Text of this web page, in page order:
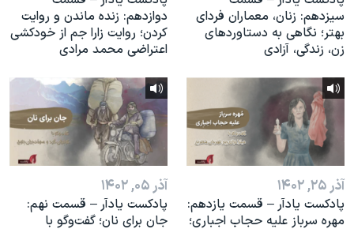
سیزدهم: زنان، معماران فردای
بهتر؛ نگاهی به دستاوردهای
زن، زندگی، آزادی
دوازدهم: زنده ماندن و روایت
کردن؛ روایت زارا جم از خودکشی
اعتراضی محمد مرادی
آذر ۲۵, ۱۴۰۲
پادکست یادآر – قسمت یازدهم:
مهره سرباز علیه حجاب اجباری؛
آذر ۰۵, ۱۴۰۲
پادکست یادآر – قسمت نهم:
جان برای نان؛ گفت‌وگو با